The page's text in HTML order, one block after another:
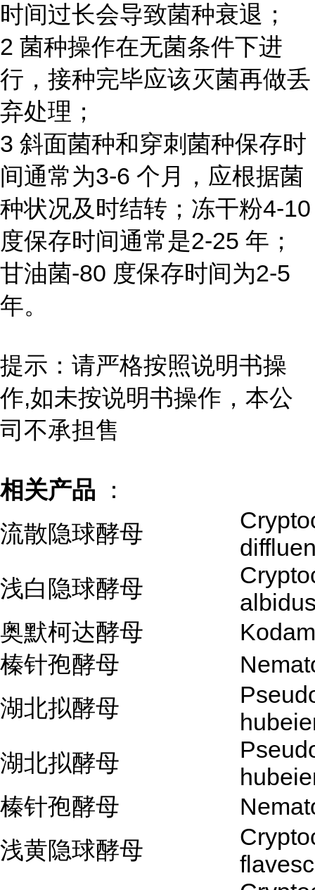
时间过长会导致菌种衰退；
2 菌种操作在无菌条件下进
行，接种完毕应该灭菌再做丢
弃处理；
3 斜面菌种和穿刺菌种保存时
间通常为3-6 个月，应根据菌
种状况及时结转；冻干粉4-10
度保存时间通常是2-25 年；
甘油菌-80 度保存时间为2-5
年。
提示：请严格按照说明书操
作,如未按说明书操作，本公
司不承担售
相关产品 ：
流散隐球酵母
浅白隐球酵母
奥默柯达酵母
榛针孢酵母
湖北拟酵母
湖北拟酵母
榛针孢酵母
浅黄隐球酵母